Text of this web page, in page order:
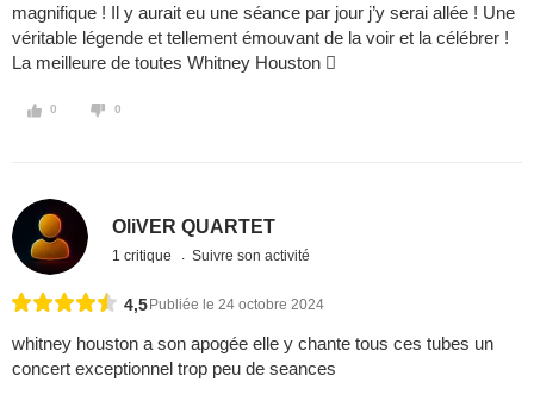
magnifique ! Il y aurait eu une séance par jour j’y serai allée ! Une
véritable légende et tellement émouvant de la voir et la célébrer !
La meilleure de toutes Whitney Houston 
0 0
OliVER QUARTET
1 critique Suivre son activité
4,5 Publiée le 24 octobre 2024
whitney houston a son apogée elle y chante tous ces tubes un
concert exceptionnel trop peu de seances